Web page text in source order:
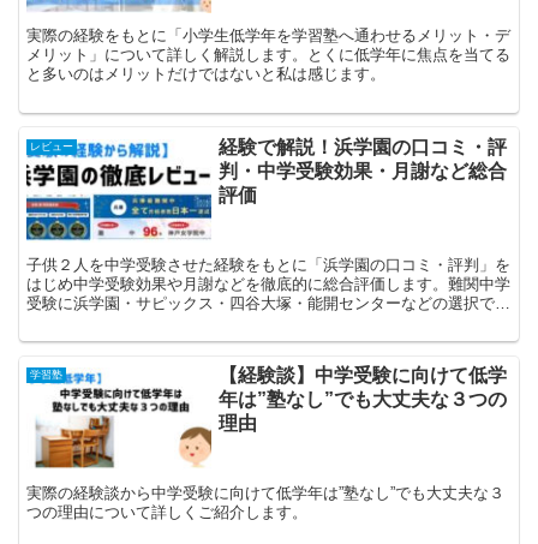
実際の経験をもとに「小学生低学年を学習塾へ通わせるメリット・デ
メリット」について詳しく解説します。とくに低学年に焦点を当てる
と多いのはメリットだけではないと私は感じます。
レビュー
経験で解説！浜学園の口コミ・評
判・中学受験効果・月謝など総合
評価
子供２人を中学受験させた経験をもとに「浜学園の口コミ・評判」を
はじめ中学受験効果や月謝などを徹底的に総合評価します。難関中学
受験に浜学園・サピックス・四谷大塚・能開センターなどの選択で迷
学習塾
【経験談】中学受験に向けて低学
年は”塾なし”でも大丈夫な３つの
理由
実際の経験談から中学受験に向けて低学年は”塾なし”でも大丈夫な３
つの理由について詳しくご紹介します。